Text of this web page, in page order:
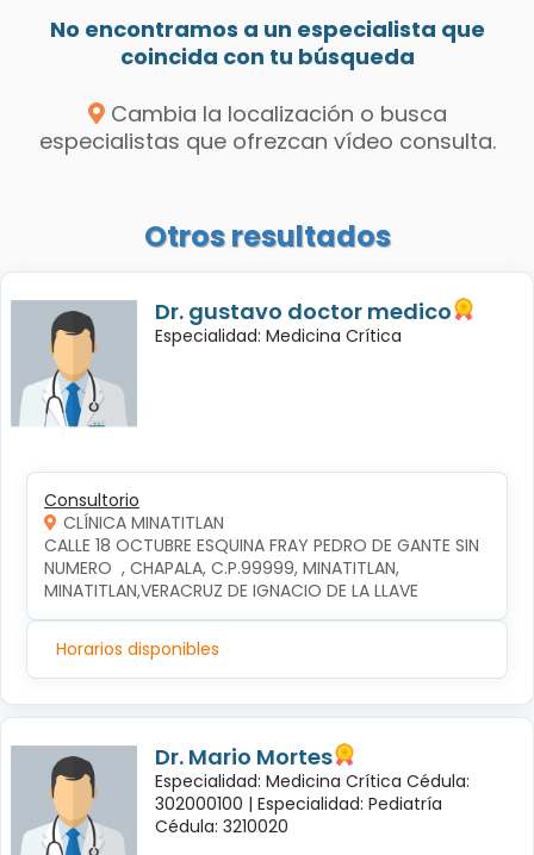
No encontramos a un especialista que
coincida con tu búsqueda
Cambia la localización o busca
especialistas que ofrezcan vídeo consulta.
Otros resultados
Dr. gustavo doctor medico
Especialidad: Medicina Crítica
Consultorio
CLÍNICA MINATITLAN
CALLE 18 OCTUBRE ESQUINA FRAY PEDRO DE GANTE SIN
NUMERO  , CHAPALA, C.P.99999, MINATITLAN,
MINATITLAN,VERACRUZ DE IGNACIO DE LA LLAVE
Horarios disponibles
Dr. Mario Mortes
Especialidad: Medicina Crítica Cédula:
302000100 | Especialidad: Pediatría
Cédula: 3210020